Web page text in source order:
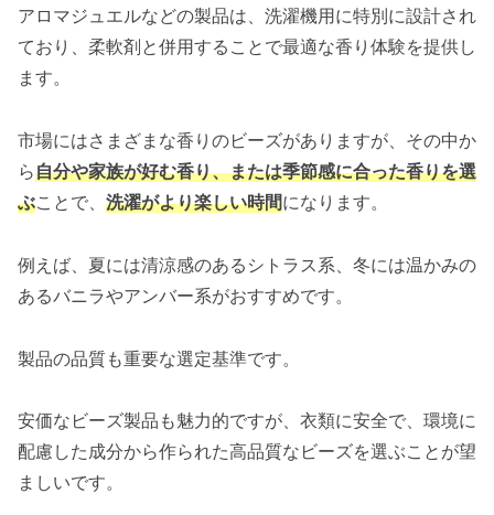
アロマジュエルなどの製品は、洗濯機用に特別に設計され
ており、柔軟剤と併用することで最適な香り体験を提供し
ます。
市場にはさまざまな香りのビーズがありますが、その中か
ら自分や家族が好む香り、または季節感に合った香りを選
ぶことで、 洗濯がより楽しい時間になります。
例えば、夏には清涼感のあるシトラス系、冬には温かみの
あるバニラやアンバー系がおすすめです。
製品の品質も重要な選定基準です。
安価なビーズ製品も魅力的ですが、衣類に安全で、環境に
配慮した成分から作られた高品質なビーズを選ぶことが望
ましいです。